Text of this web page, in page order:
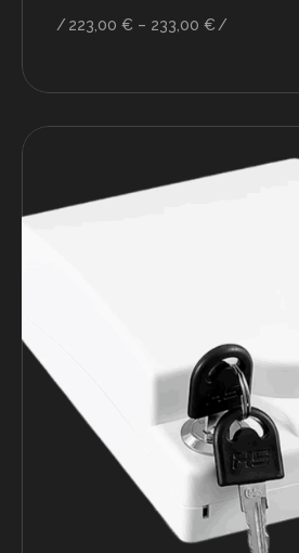
223,00 € – 233,00 € Preisspanne:
bis